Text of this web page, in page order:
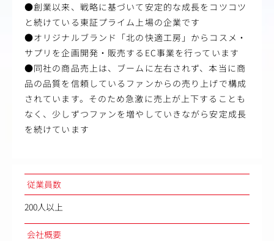
●創業以来、戦略に基づいて安定的な成長をコツコツ
と続けている東証プライム上場の企業です
●オリジナルブランド「北の快適工房」からコスメ・
サプリを企画開発・販売するEC事業を行っています
●同社の商品売上は、ブームに左右されず、本当に商
品の品質を信頼しているファンからの売り上げで構成
されています。そのため急激に売上が上下することも
なく、少しずつファンを増やしていきながら安定成長
を続けています
従業員数
200人以上
会社概要